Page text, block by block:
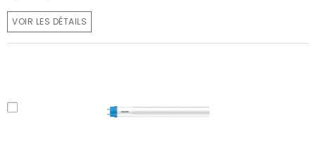
VOIR LES DÉTAILS